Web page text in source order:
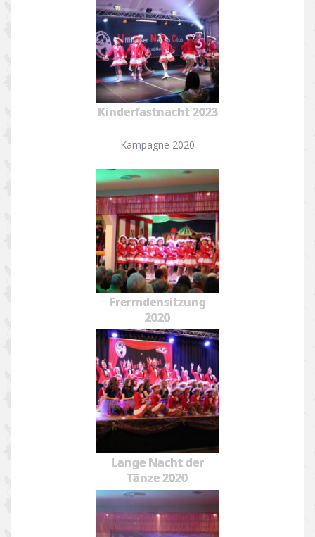
Kinderfastnacht 2023
Kampagne 2020
Frermdensitzung
2020
Lange Nacht der
Tänze 2020